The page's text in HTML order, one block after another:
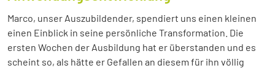
Marco, unser Auszubildender, spendiert uns einen kleinen
einen Einblick in seine persönliche Transformation. Die
ersten Wochen der Ausbildung hat er überstanden und es
scheint so, als hätte er Gefallen an diesem für ihn völlig